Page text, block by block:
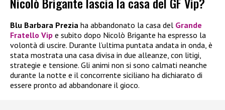
Blu Barbara Prezia ha abbandonato la casa del Grande
Fratello Vip e subito dopo Nicolò Brigante ha espresso la
volontà di uscire. Durante l’ultima puntata andata in onda, è
stata mostrata una casa divisa in due alleanze, con litigi,
strategie e tensione. Gli animi non si sono calmati neanche
durante la notte e il concorrente siciliano ha dichiarato di
essere pronto ad abbandonare il gioco.